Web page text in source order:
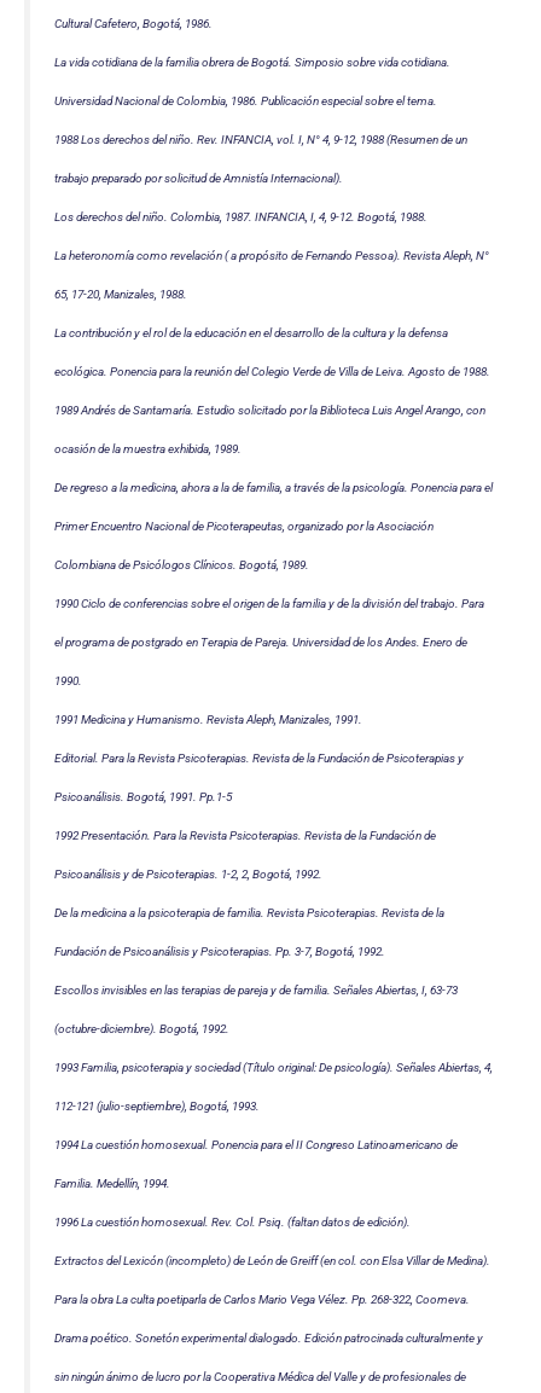
Cultural Cafetero, Bogotá, 1986.
La vida cotidiana de la familia obrera de Bogotá. Simposio sobre vida cotidiana.
Universidad Nacional de Colombia, 1986. Publicación especial sobre el tema.
1988 Los derechos del niño. Rev. INFANCIA, vol. I, N° 4, 9-12, 1988 (Resumen de un
trabajo preparado por solicitud de Amnistía Internacional).
Los derechos del niño. Colombia, 1987. INFANCIA, I, 4, 9-12. Bogotá, 1988.
La heteronomía como revelación ( a propósito de Fernando Pessoa). Revista Aleph, N°
65, 17-20, Manizales, 1988.
La contribución y el rol de la educación en el desarrollo de la cultura y la defensa
ecológica. Ponencia para la reunión del Colegio Verde de Villa de Leiva. Agosto de 1988.
1989 Andrés de Santamaría. Estudio solicitado por la Biblioteca Luis Angel Arango, con
ocasión de la muestra exhibida, 1989.
De regreso a la medicina, ahora a la de familia, a través de la psicología. Ponencia para el
Primer Encuentro Nacional de Picoterapeutas, organizado por la Asociación
Colombiana de Psicólogos Clínicos. Bogotá, 1989.
1990 Ciclo de conferencias sobre el origen de la familia y de la división del trabajo. Para
el programa de postgrado en Terapia de Pareja. Universidad de los Andes. Enero de
1990.
1991 Medicina y Humanismo. Revista Aleph, Manizales, 1991.
Editorial. Para la Revista Psicoterapias. Revista de la Fundación de Psicoterapias y
Psicoanálisis. Bogotá, 1991. Pp.1-5
1992 Presentación. Para la Revista Psicoterapias. Revista de la Fundación de
Psicoanálisis y de Psicoterapias. 1-2, 2, Bogotá, 1992.
De la medicina a la psicoterapia de familia. Revista Psicoterapias. Revista de la
Fundación de Psicoanálisis y Psicoterapias. Pp. 3-7, Bogotá, 1992.
Escollos invisibles en las terapias de pareja y de familia. Señales Abiertas, I, 63-73
(octubre-diciembre). Bogotá, 1992.
1993 Familia, psicoterapia y sociedad (Título original: De psicología). Señales Abiertas, 4,
112-121 (julio-septiembre), Bogotá, 1993.
1994 La cuestión homosexual. Ponencia para el II Congreso Latinoamericano de
Familia. Medellín, 1994.
1996 La cuestión homosexual. Rev. Col. Psiq. (faltan datos de edición).
Extractos del Lexicón (incompleto) de León de Greiff (en col. con Elsa Villar de Medina).
Para la obra La culta poetiparla de Carlos Mario Vega Vélez. Pp. 268-322, Coomeva.
Drama poético. Sonetón experimental dialogado. Edición patrocinada culturalmente y
sin ningún ánimo de lucro por la Cooperativa Médica del Valle y de profesionales de